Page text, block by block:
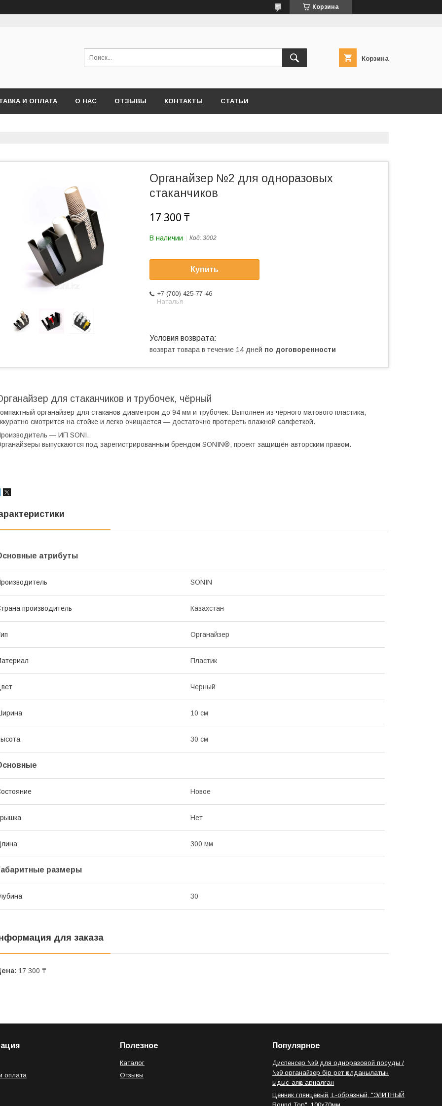
Корзина
Корзина
И ОПЛАТА О НАС ОТЗЫВЫ КОНТАКТЫ СТАТЬИ
Органайзер №2 для одноразовых
стаканчиков
17 300 ₸
В наличии Код: 3002
Купить
+7 (700) 425-77-46
Наталья
возврат товара в течение 14 дней по договоренности
для стаканчиков и трубочек, чёрный
органайзер для стаканов диаметром до 94 мм и трубочек. Выполнен из чёрного матового пластика,
смотрится на стойке и легко очищается — достаточно протереть влажной салфеткой.
— ИП SONI.
выпускаются под зарегистрированным брендом SONIN®, проект защищён авторским правом.
атрибуты
SONIN
производитель Казахстан
Органайзер
Пластик
Черный
10 см
30 см
Новое
Нет
300 мм
размеры
30
для заказа
17 300 ₸
оплата
Полезное
Каталог
Отзывы
Популярное
Диспенсер №9 для одноразовой посуды /
№9 органайзер бір рет қолданылатын
ыдыс-аяққа арналған
Ценник глянцевый, L-образный, "ЭЛИТНЫЙ
Round Top", 100х70мм